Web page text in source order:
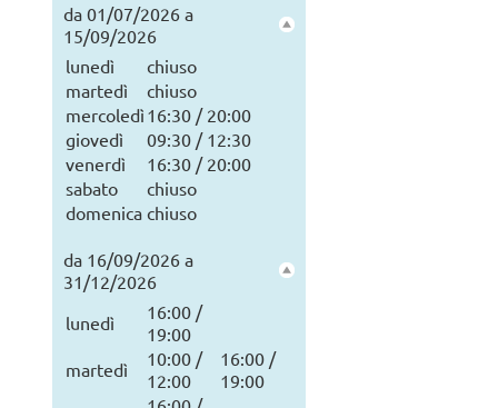
da 01/07/2026 a
15/09/2026
lunedì
chiuso
martedì
chiuso
mercoledì 16:30 / 20:00
giovedì
09:30 / 12:30
venerdì
16:30 / 20:00
sabato
chiuso
domenica chiuso
da 16/09/2026 a
31/12/2026
lunedì
16:00 /
19:00
martedì
10:00 /
12:00
16:00 /
19:00